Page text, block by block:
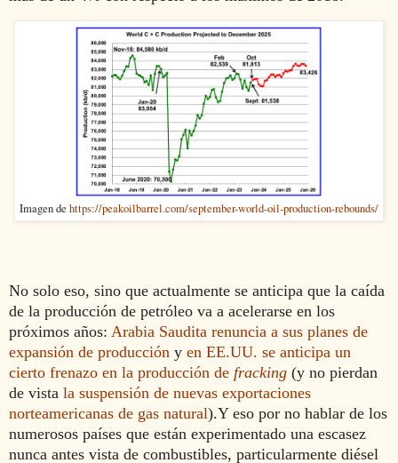
Imagen de https://peakoilbarrel.com/september-world-oil-production-rebounds/
No solo eso, sino que actualmente se anticipa que la caída
de la producción de petróleo va a acelerarse en los
próximos años: Arabia Saudita renuncia a sus planes de
expansión de producción y en EE.UU. se anticipa un
cierto frenazo en la producción de fracking (y no pierdan
de vista la suspensión de nuevas exportaciones
norteamericanas de gas natural).Y eso por no hablar de los
numerosos países que están experimentado una escasez
nunca antes vista de combustibles, particularmente diésel